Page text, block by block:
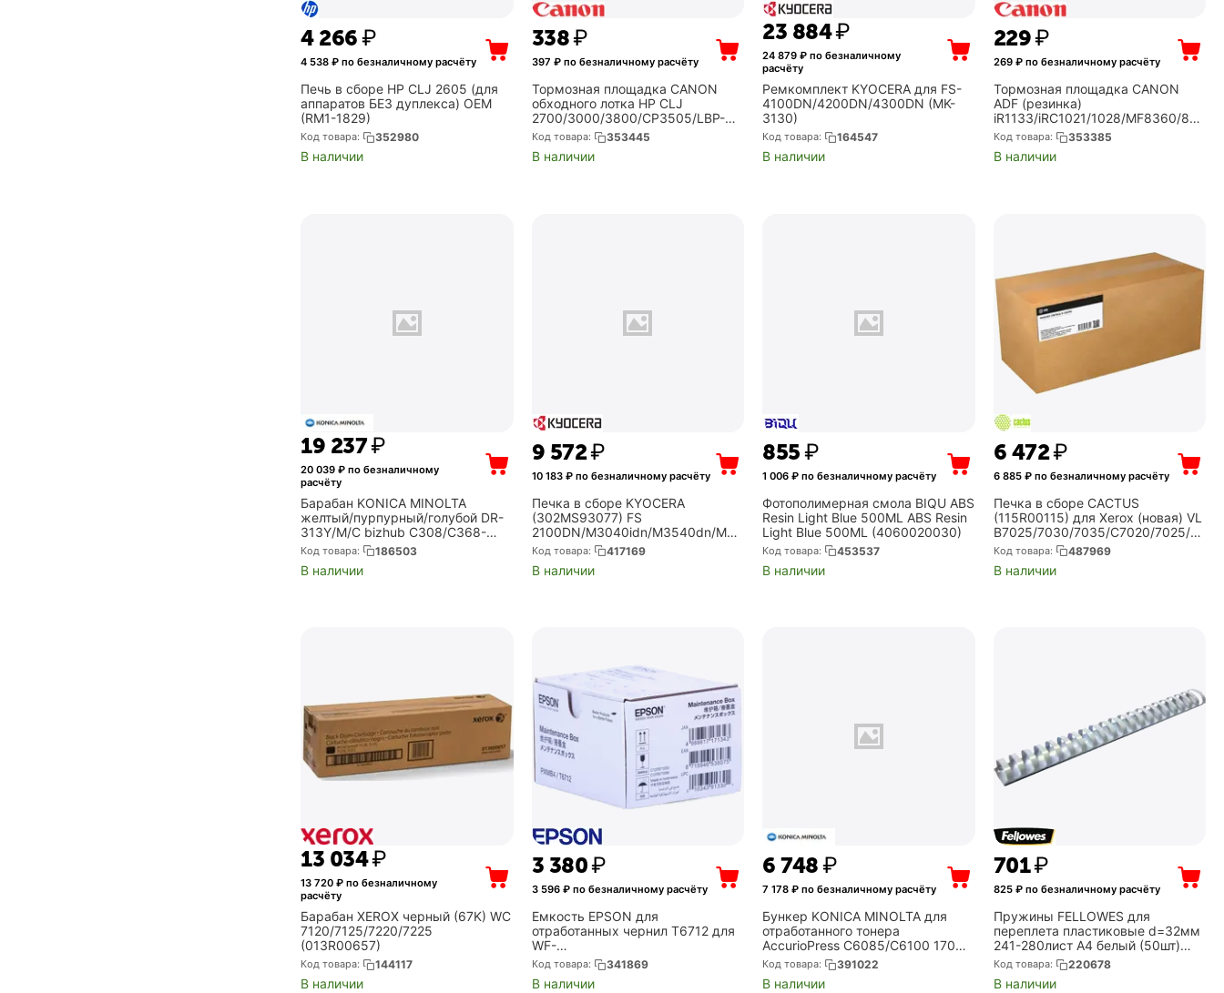
4 266₽
4 538 ₽ по безналичному расчёту
Печь в сборе HP CLJ 2605 (для
аппаратов БЕЗ дуплекса) OEM
(RM1-1829)
Код товара: 352980
В наличии
‍338‍₽
397 ₽ по безналичному расчёту
Тормозная площадка CANON
обходного лотка HP CLJ
2700/3000/3800/CP3505/LBP-
5300/5360/MF8450/9130/9150/9
170/9220/9280 (RM1-2699)
Код товара: 353445
В наличии
23 884₽
24 879 ₽ по безналичному
расчёту
Ремкомплект KYOCERA для FS-
4100DN/4200DN/4300DN (MK-
3130)
Код товара: 164547
В наличии
‍229‍₽
269₽ по безналичному расчёту
Тормозная площадка CANON
ADF (резинка)
iR1133/iRC1021/1028/MF8360/838
0/8450 (FC7-6297)
Код товара: 353385
В наличии
19 237₽
20 039 ₽ по безналичному
расчёту
Барабан KONICA MINOLTA
желтый/пурпурный/голубой DR-
313Y/M/C bizhub C308/C368-
серия (A7U40TD)
Код товара: 186503
В наличии
9 572₽
10 183₽ по безналичному расчёту
Печка в сборе KYOCERA
(302MS93077) FS
2100DN/M3040idn/M3540dn/M30
40dn/FS 2100D,/2100/M3540idn
300000стр. (FK-3100)
Код товара: 417169
В наличии
‍855‍₽
1 006 ₽ по безналичному расчёту
Фотополимерная смола BIQU ABS
Resin Light Blue 500ML ABS Resin
Light Blue 500ML (4060020030)
Код товара: 453537
В наличии
6 472₽
6 885₽ по безналичному расчёту
Печка в сборе CACTUS
(115R00115) для Xerox (новая) VL
B7025/7030/7035/C7020/7025/70
30/7035 (CS-FU-XER-VLC7020-
NC)
Код товара: 487969
В наличии
13 034₽
13 720 ₽ по безналичному
расчёту
Барабан XEROX черный (67K) WC
7120/7125/7220/7225
(013R00657)
Код товара: 144117
В наличии
3 380₽
3 596₽ по безналичному расчёту
Емкость EPSON для
отработанных чернил T6712 для
WF-
6090DW/6590DWF/8090DW/859
0DWF (C13T671200)
Код товара: 341869
В наличии
6 748₽
7 178 ₽ по безналичному расчёту
Бункер KONICA MINOLTA для
отработанного тонера
AccurioPress C6085/C6100 170
000 стр. (A92WR70100)
Код товара: 391022
В наличии
‍701‍₽
825₽ по безналичному расчёту
Пружины FELLOWES для
переплета пластиковые d=32мм
241-280лист A4 белый (50шт)
CRC-53490 (FS-53490)
Код товара: 220678
В наличии